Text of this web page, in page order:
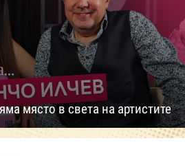
място в света на артистите